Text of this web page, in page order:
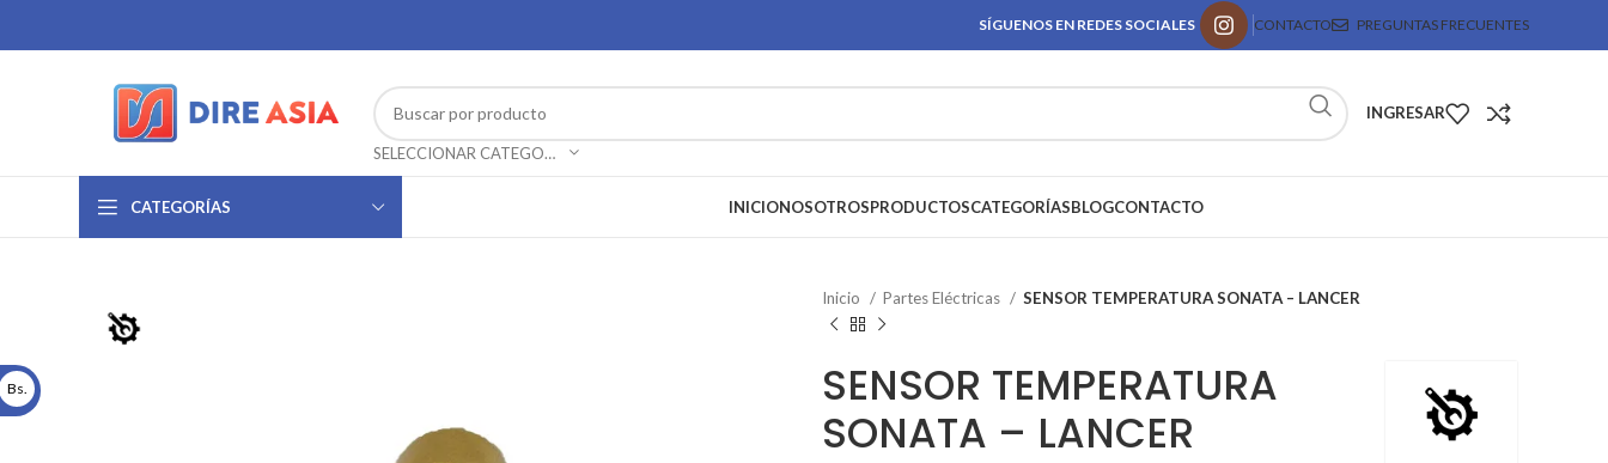
SÍGUENOS EN REDES SOCIALES CONTACTO PREGUNTAS FRECUENTES
SELECCIONAR CATEGORÍA
INGRESAR
CATEGORÍAS INICIONOSOTROSPRODUCTOSCATEGORÍASBLOGCONTACTO
Inicio Partes Eléctricas SENSOR TEMPERATURA SONATA – LANCER
SENSOR TEMPERATURA
SONATA – LANCER
Bs.